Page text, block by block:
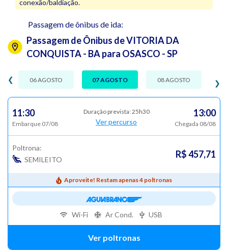
conexão/baldiação.
Passagem de ônibus de ida:
Passagem de Ônibus de VITORIA DA
CONQUISTA - BA para OSASCO - SP
❯
❮ 06 AGOSTO 07 AGOSTO 08 AGOSTO
11:30
Embarque 07/08
Duração prevista: 25h30
Ver percurso
13:00
Chegada 08/08
Poltrona:
SEMILEITO
R$ 457,71
Aproveite! Restam apenas 4 poltronas
Ver poltronas
Wi-Fi Ar Cond. USB